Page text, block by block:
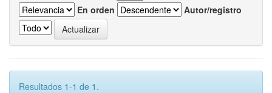
En orden
Autor/registro
Resultados 1-1 de 1.